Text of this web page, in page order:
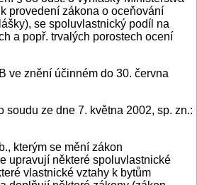
provedení zákona o oceňování
se spoluvlastnický podíl na
a popř. trvalých porostech ocení
ve znění účinném do 30. června
soudu ze dne 7. května 2002, sp. zn.:
kterým se mění zákon
upravují některé spoluvlastnické
vlastnické vztahy k bytům